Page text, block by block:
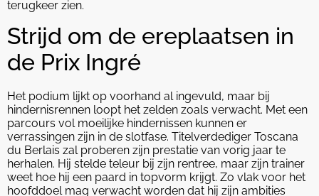
terugkeer zien.
Strijd om de ereplaatsen in
de Prix Ingré
Het podium lijkt op voorhand al ingevuld, maar bij
hindernisrennen loopt het zelden zoals verwacht. Met een
parcours vol moeilijke hindernissen kunnen er
verrassingen zijn in de slotfase. Titelverdediger Toscana
du Berlais zal proberen zijn prestatie van vorig jaar te
herhalen. Hij stelde teleur bij zijn rentree, maar zijn trainer
weet hoe hij een paard in topvorm krijgt. Zo vlak voor het
hoofddoel mag verwacht worden dat hij zijn ambities